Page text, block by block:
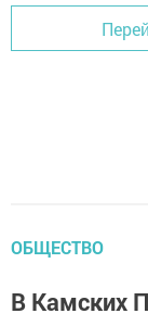
ОБЩЕСТВО
В Камских